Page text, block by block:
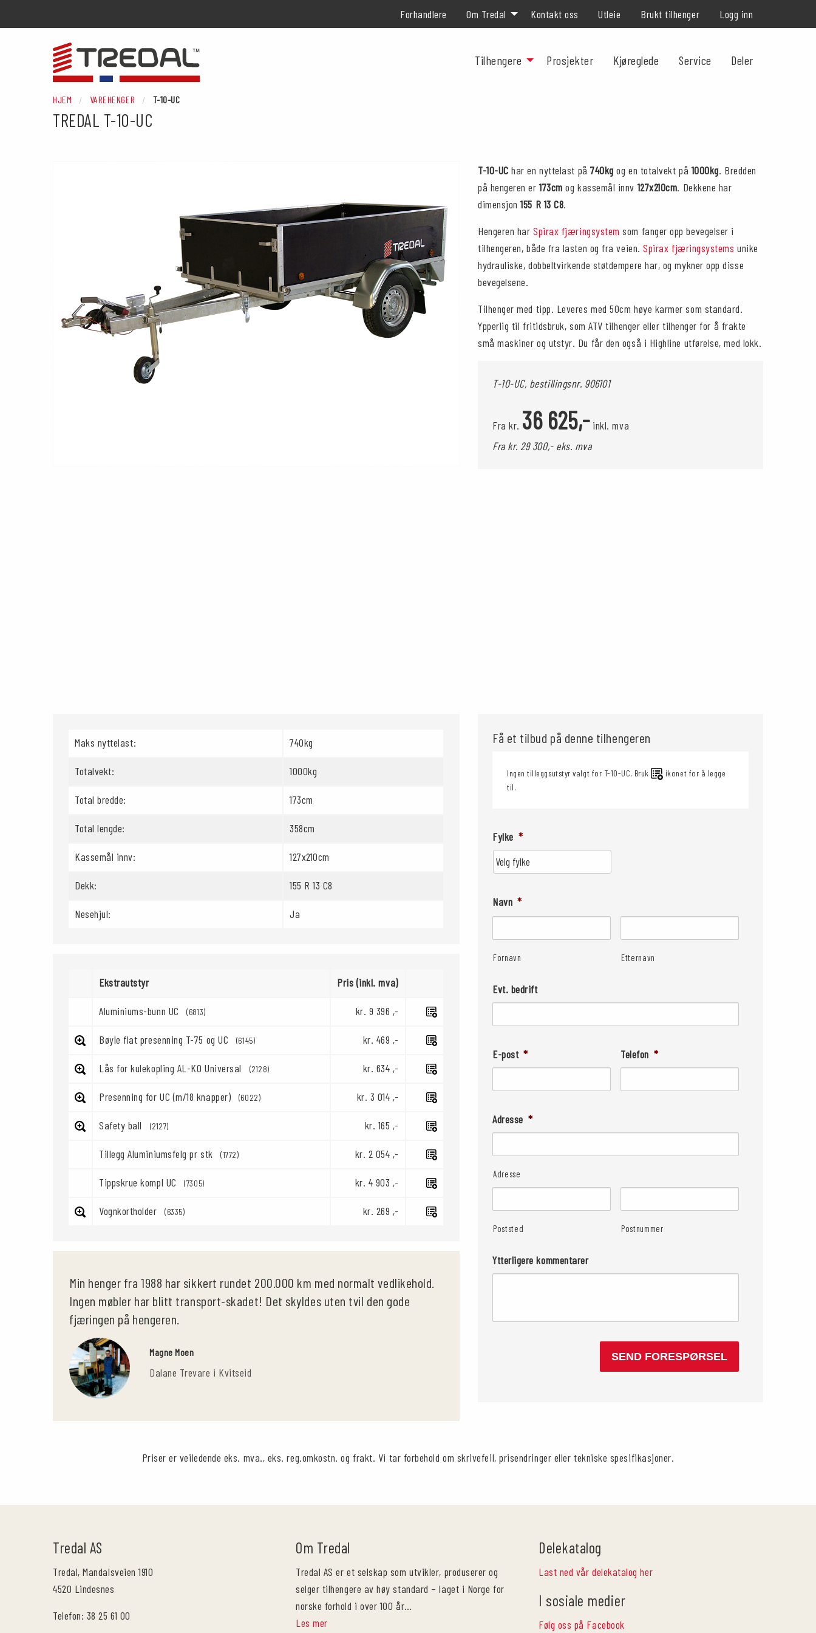
Forhandlere Om Tredal Kontakt oss Utleie Brukt tilhenger Logg inn
Tilhengere Prosjekter Kjøreglede Service Deler
HJEM VAREHENGER T-10-UC
TREDAL T-10-UC
T-10-UC har en nyttelast på740kg og en totalvekt på1000kg. Bredden
på hengeren er173cm og kassemål innv127x210cm. Dekkene har
dimensjon155 R 13 C8.
Hengeren harSpirax fjæringsystem som fanger opp bevegelser i
tilhengeren, både fra lasten og fra veien.Spirax fjæringsystems unike
hydrauliske, dobbeltvirkende støtdempere har, og mykner opp disse
bevegelsene.
Tilhenger med tipp. Leveres med 50cm høye karmer som standard.
Ypperlig til fritidsbruk, som ATV tilhenger eller tilhenger for å frakte
små maskiner og utstyr. Du får den også i Highline utførelse, med lokk.
T-10-UC, bestillingsnr. 906101
Fra kr. 36 625,-inkl. mva
Fra kr. 29 300,- eks. mva
Maks nyttelast: 740kg
Totalvekt: 1000kg
Total bredde: 173cm
Total lengde: 358cm
Kassemål innv: 127x210cm
Dekk: 155 R 13 C8
Nesehjul: Ja
Ekstrautstyr Pris (inkl. mva)
Aluminiums-bunn UC (6813) kr. 9 396 ,-
Bøyle flat presenning T-75 og UC (6145) kr. 469 ,-
Lås for kulekopling AL-KO Universal (2128) kr. 634 ,-
Presenning for UC (m/18 knapper) (6022) kr. 3 014 ,-
Safety ball (2127) kr. 165 ,-
Tillegg Aluminiumsfelg pr stk (1772) kr. 2 054 ,-
Tippskrue kompl UC (7305) kr. 4 903 ,-
Vognkortholder (6335) kr. 269 ,-
Min henger fra 1988 har sikkert rundet 200.000 km med normalt vedlikehold.
Ingen møbler har blitt transport-skadet! Det skyldes uten tvil den gode
fjæringen på hengeren.
Magne Moen
Dalane Trevare i Kvitseid
Få et tilbud på denne tilhengeren
Ingen tilleggsutstyr valgt for T-10-UC. Bruk
ikonet for å legge
til.
Fylke *
Navn *
Fornavn Etternavn
Evt. bedrift
E-post * Telefon *
Adresse *
Adresse
Poststed Postnummer
Ytterligere kommentarer
Priser er veiledende eks. mva., eks. reg.omkostn. og frakt. Vi tar forbehold om skrivefeil, prisendringer eller tekniske spesifikasjoner.
Tredal AS
Tredal, Mandalsveien 1910
4520 Lindesnes
Telefon: 38 25 61 00
Om Tredal
Tredal AS er et selskap som utvikler, produserer og
selger tilhengere av høy standard – laget i Norge for
norske forhold i over 100 år…
Les mer
Delekatalog
Last ned vår delekatalog her
I sosiale medier
Følg oss på Facebook